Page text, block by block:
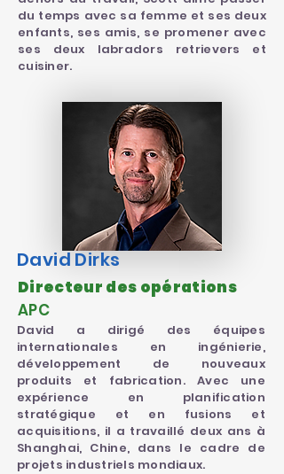
du temps avec sa femme et ses deux
enfants, ses amis, se promener avec
ses deux labradors retrievers et
cuisiner.
David Dirks
Directeur des opérations
APC
David a dirigé des équipes
internationales en ingénierie,
développement de nouveaux
produits et fabrication. Avec une
expérience en planification
stratégique et en fusions et
acquisitions, il a travaillé deux ans à
Shanghai, Chine, dans le cadre de
projets industriels mondiaux.